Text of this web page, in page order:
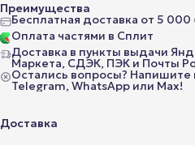
Преимущества
Бесплатная доставка от 5 000
Оплата частями в Сплит
Доставка в пункты выдачи
Маркета, СДЭК, ПЭК и Почты
Остались вопросы? Напишите
Telegram, WhatsApp или Max!
Доставка